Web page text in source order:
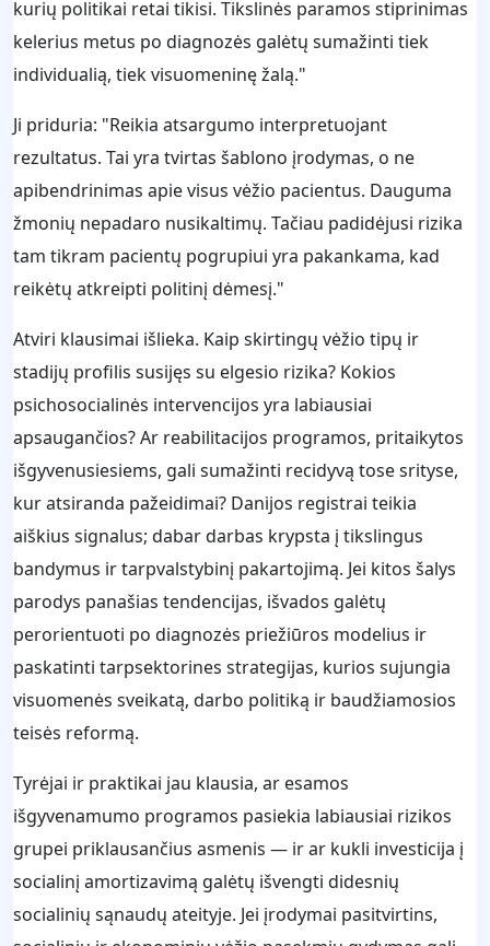
kurių politikai retai tikisi. Tikslinės paramos stiprinimas
kelerius metus po diagnozės galėtų sumažinti tiek
individualią, tiek visuomeninę žalą."
Ji priduria: "Reikia atsargumo interpretuojant
rezultatus. Tai yra tvirtas šablono įrodymas, o ne
apibendrinimas apie visus vėžio pacientus. Dauguma
žmonių nepadaro nusikaltimų. Tačiau padidėjusi rizika
tam tikram pacientų pogrupiui yra pakankama, kad
reikėtų atkreipti politinį dėmesį."
Atviri klausimai išlieka. Kaip skirtingų vėžio tipų ir
stadijų profilis susijęs su elgesio rizika? Kokios
psichosocialinės intervencijos yra labiausiai
apsaugančios? Ar reabilitacijos programos, pritaikytos
išgyvenusiesiems, gali sumažinti recidyvą tose srityse,
kur atsiranda pažeidimai? Danijos registrai teikia
aiškius signalus; dabar darbas krypsta į tikslingus
bandymus ir tarpvalstybinį pakartojimą. Jei kitos šalys
parodys panašias tendencijas, išvados galėtų
perorientuoti po diagnozės priežiūros modelius ir
paskatinti tarpsektorines strategijas, kurios sujungia
visuomenės sveikatą, darbo politiką ir baudžiamosios
teisės reformą.
Tyrėjai ir praktikai jau klausia, ar esamos
išgyvenamumo programos pasiekia labiausiai rizikos
grupei priklausančius asmenis — ir ar kukli investicija į
socialinį amortizavimą galėtų išvengti didesnių
socialinių sąnaudų ateityje. Jei įrodymai pasitvirtins,